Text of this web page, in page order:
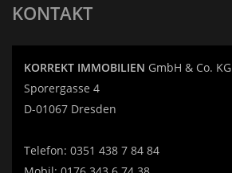
KONTAKT
KORREKT IMMOBILIEN GmbH & Co. KG
Sporergasse 4
D-01067 Dresden
Telefon: 0351 438 7 84 84